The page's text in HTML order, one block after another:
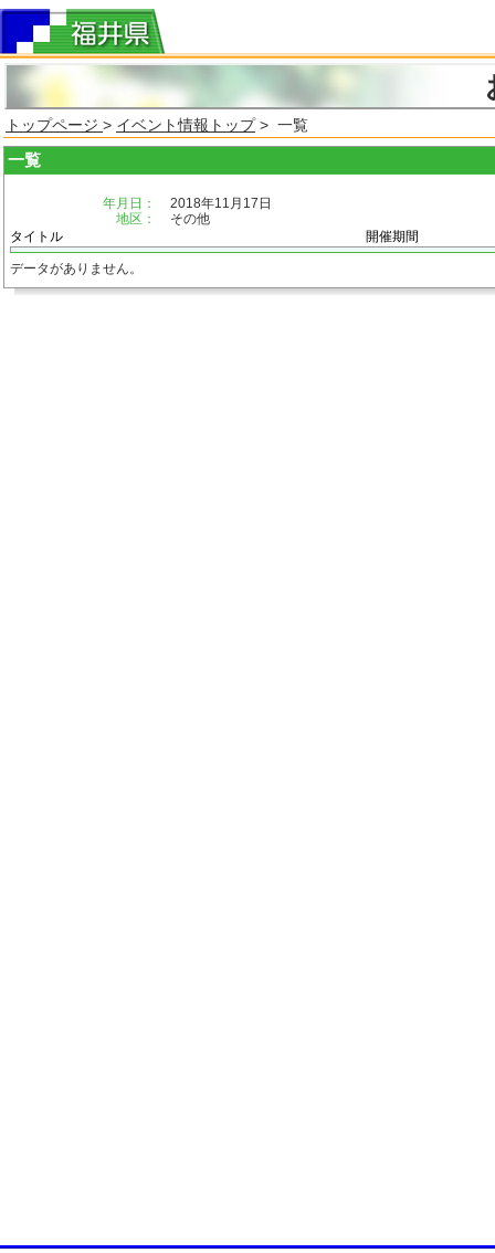
トップページ > イベント情報トップ> 一覧
一覧
年月日：
2018年11月17日
地区：
その他
タイトル
開催期間
データがありません。